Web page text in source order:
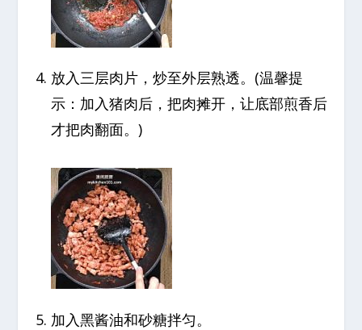
放入三层肉片，炒至外层熟透。(温馨提
示：加入猪肉后，把肉摊开，让底部煎香后
才把肉翻面。)
加入黑酱油和砂糖拌匀。